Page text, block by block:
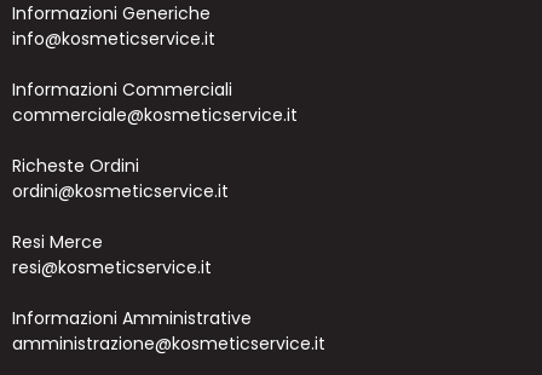
Informazioni Generiche
info@kosmeticservice.it
Informazioni Commerciali
commerciale@kosmeticservice.it
Richeste Ordini
ordini@kosmeticservice.it
Resi Merce
resi@kosmeticservice.it
Informazioni Amministrative
amministrazione@kosmeticservice.it